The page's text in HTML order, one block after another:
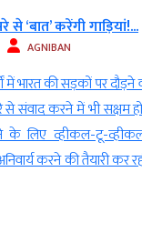
करेंगी गाड़ियां!...
AGNIBAN
भारत की सड़कों पर दौड़ने
संवाद करने में भी सक्षम
के लिए व्हीकल-टू-
करने की तैयारी कर